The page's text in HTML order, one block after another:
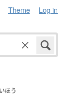
Theme Log in
ほう